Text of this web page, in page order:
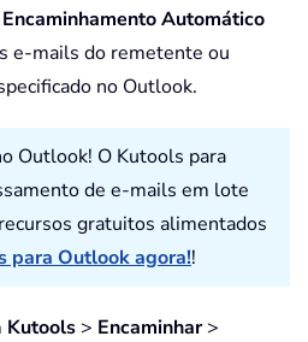
Encaminhamento Automático
e-mails do remetente ou
no Outlook.
Outlook! O Kutools para
de e-mails em lote
gratuitos alimentados
para Outlook agora!!
Kutools > Encaminhar>